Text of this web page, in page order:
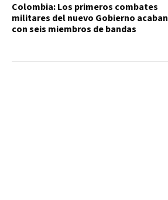
Colombia: Los primeros combates
militares del nuevo Gobierno acaban
con seis miembros de bandas